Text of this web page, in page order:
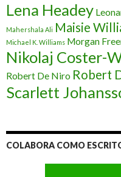
Lena Headey
Mahershala Ali Maisie
Michael K. Williams Morgan
Nikolaj Coster-
Robert De Niro Robert
Scarlett
COLABORA COMO